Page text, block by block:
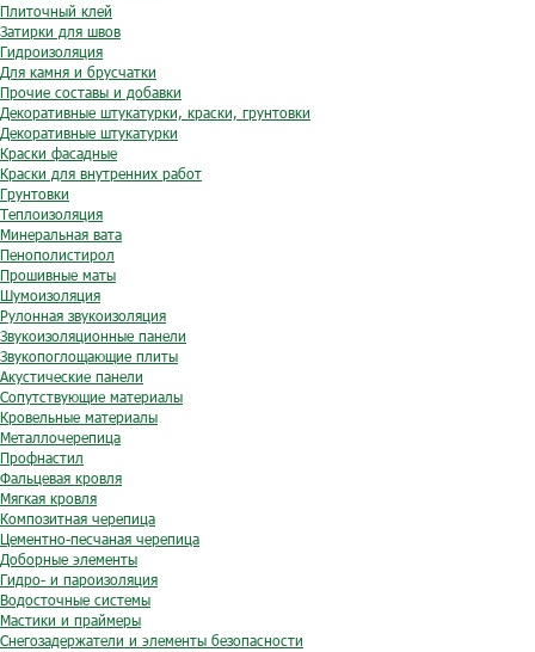
Плиточный клей
Затирки для швов
Гидроизоляция
Для камня и брусчатки
Прочие составы и добавки
Декоративные штукатурки, краски, грунтовки
Декоративные штукатурки
Краски фасадные
Краски для внутренних работ
Грунтовки
Теплоизоляция
Минеральная вата
Пенополистирол
Прошивные маты
Шумоизоляция
Рулонная звукоизоляция
Звукоизоляционные панели
Звукопоглощающие плиты
Акустические панели
Сопутствующие материалы
Кровельные материалы
Металлочерепица
Профнастил
Фальцевая кровля
Мягкая кровля
Композитная черепица
Цементно-песчаная черепица
Доборные элементы
Гидро- и пароизоляция
Водосточные системы
Мастики и праймеры
Снегозадержатели и элементы безопасности